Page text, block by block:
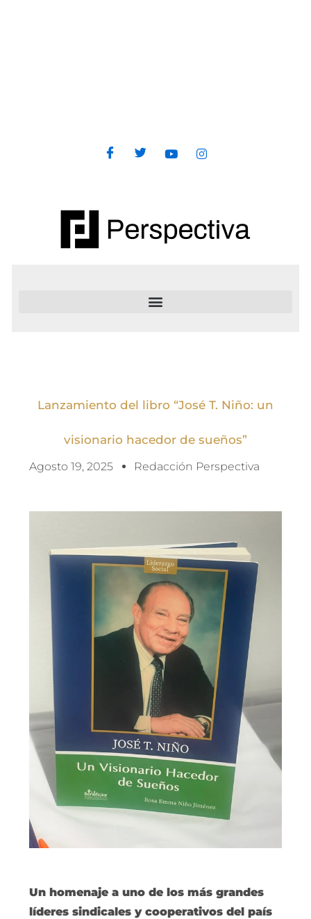
Lanzamiento del libro “José T. Niño: un
visionario hacedor de sueños”
Agosto 19, 2025 Redacción Perspectiva
Un homenaje a uno de los más grandes
líderes sindicales y cooperativos del país